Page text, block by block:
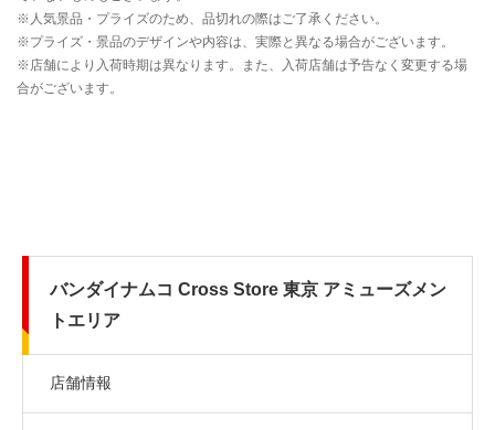
バンダイナムコ Cross Store 東京 アミューズメン
トエリア
店舗情報